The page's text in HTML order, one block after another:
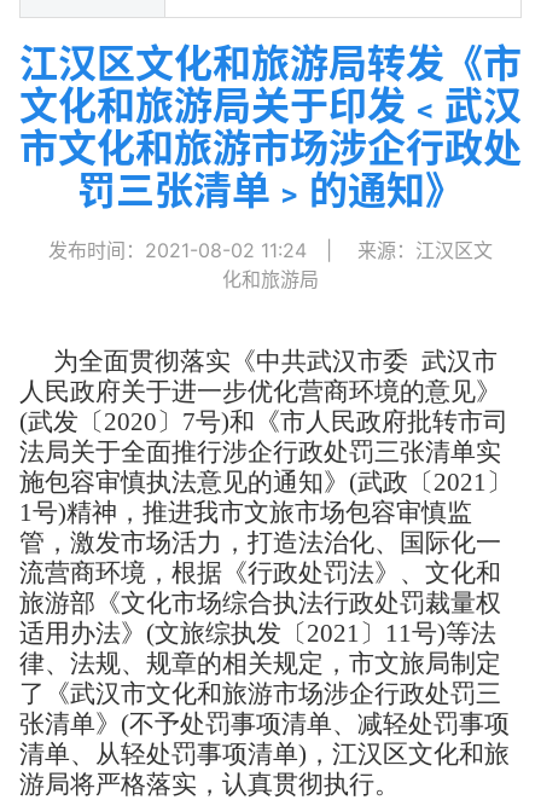
江汉区文化和旅游局转发《市
文化和旅游局关于印发﹤武汉
市文化和旅游市场涉企行政处
罚三张清单﹥的通知》
发布时间：2021-08-02 11:24
来源：江汉区文
化和旅游局
为全面贯彻落实《中共武汉市委 武汉市
人民政府关于进一步优化营商环境的意见》
(武发〔2020〕7号)和《市人民政府批转市司
法局关于全面推行涉企行政处罚三张清单实
施包容审慎执法意见的通知》(武政〔2021〕
1号)精神，推进我市文旅市场包容审慎监
管，激发市场活力，打造法治化、国际化一
流营商环境，根据《行政处罚法》、文化和
旅游部《文化市场综合执法行政处罚裁量权
适用办法》(文旅综执发〔2021〕11号)等法
律、法规、规章的相关规定，市文旅局制定
了《武汉市文化和旅游市场涉企行政处罚三
张清单》(不予处罚事项清单、减轻处罚事项
清单、从轻处罚事项清单)，江汉区文化和旅
游局将严格落实，认真贯彻执行。